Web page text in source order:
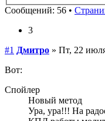
Сообщений: 56 •
3
#1 Дмитро » Пт, 22
Вот:
Спойлер
Новый метод
Ура, ура!!! На